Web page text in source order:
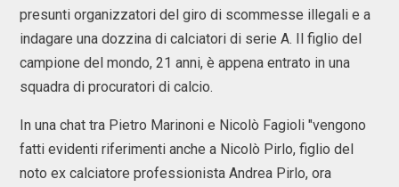
presunti organizzatori del giro di scommesse illegali e a
indagare una dozzina di calciatori di serie A. Il figlio del
campione del mondo, 21 anni, è appena entrato in una
squadra di procuratori di calcio.
In una chat tra Pietro Marinoni e Nicolò Fagioli "vengono
fatti evidenti riferimenti anche a Nicolò Pirlo, figlio del
noto ex calciatore professionista Andrea Pirlo, ora